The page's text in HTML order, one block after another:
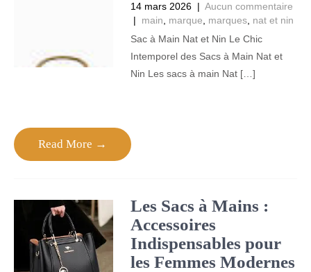
14 mars 2026 | Aucun commentaire
| main marque marques, nat et nin
Sac à Main Nat et Nin Le Chic
Intemporel des Sacs à Main Nat et
Nin Les sacs à main Nat […]
Read More →
Les Sacs à Mains :
Accessoires
Indispensables pour
les Femmes Modernes